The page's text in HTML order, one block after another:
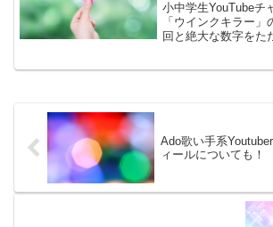
小中学生YouTubeチ
「ウインクキラー
回と絶大な数字をた
Ado歌い手系
ィールについても！